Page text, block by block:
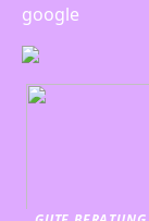
google